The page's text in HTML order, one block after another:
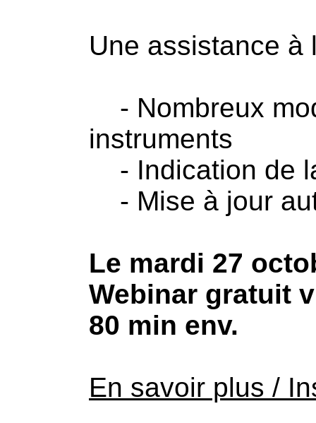
Une assistance à
- Nombreux
instruments
- Indication de
- Mise à jour
Le mardi 27
Webinar gratuit
80 min env.
En savoir plus /